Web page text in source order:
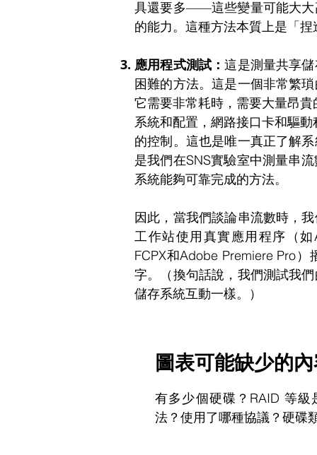
具還要多——這些變量可能大大
的能力。這種方法本質上是「
應用程式測試：這是測量共享
困難的方法。這是一個非常繁
它需要非常耗時，需要大量昂
系統和配置，網路接口卡和驅
的控制。這也是唯一真正了解
是我們在SNS實驗室中測量串
系統能夠可靠完成的方法。
因此，當我們談論串流數時，
工作站使用真實應用程序（如
FCPX和Adobe Premiere Pro
字。（換句話說，我們測試我
儲存系統互動一樣。）
圖表可能缺少的
有多少個硬碟？RAID 等
法？使用了哪種協議？硬碟